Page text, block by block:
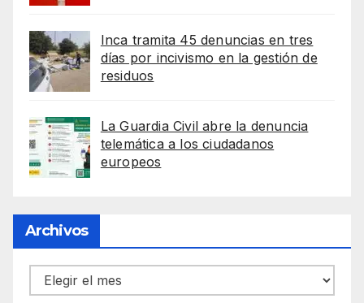
Inca tramita 45 denuncias en tres
días por incivismo en la gestión de
residuos
La Guardia Civil abre la denuncia
telemática a los ciudadanos
europeos
Archivos
Archivos